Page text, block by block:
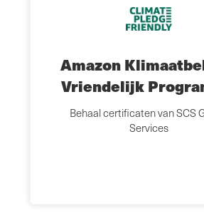
Amazon
Vriendelijk
Behaal certificaten van SCS
Services